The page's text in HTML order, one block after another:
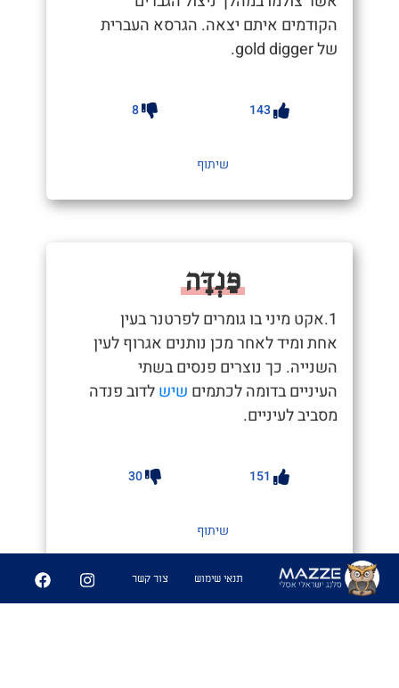
הקודמים איתם יצאה. הגרסא העברית
של gold digger.
143
8
שיתוף
פַּנְדָּה
1.אקט מיני בו גומרים לפרטנר בעין
אחת ומיד לאחר מכן נותנים אגרוף לעין
השנייה. כך נוצרים פנסים בשתי
העיניים בדומה לכתמים שישלדוב פנדה
מסביב לעיניים.
151
30
שיתוף
תנאי שימוש צור קשר